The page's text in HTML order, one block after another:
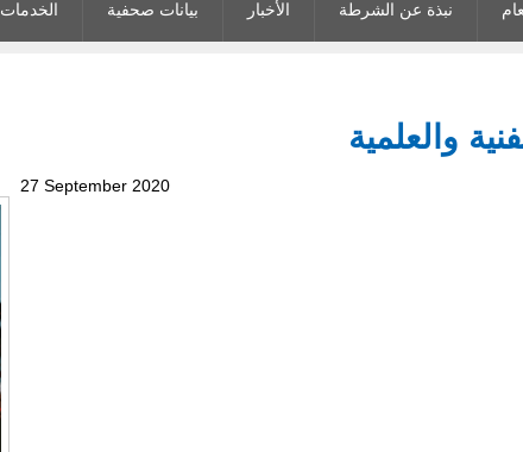
نبذة عن الشرطة الأخبار بيانات صحفية الخدمات
والعلمية
27 September 2020